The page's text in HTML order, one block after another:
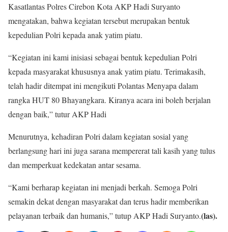
Kasatlantas Polres Cirebon Kota AKP Hadi Suryanto
mengatakan, bahwa kegiatan tersebut merupakan bentuk
kepedulian Polri kepada anak yatim piatu.
“Kegiatan ini kami inisiasi sebagai bentuk kepedulian Polri
kepada masyarakat khususnya anak yatim piatu. Terimakasih,
telah hadir ditempat ini mengikuti Polantas Menyapa dalam
rangka HUT 80 Bhayangkara. Kiranya acara ini boleh berjalan
dengan baik,” tutur AKP Hadi
Menurutnya, kehadiran Polri dalam kegiatan sosial yang
berlangsung hari ini juga sarana mempererat tali kasih yang tulus
dan memperkuat kedekatan antar sesama.
“Kami berharap kegiatan ini menjadi berkah. Semoga Polri
semakin dekat dengan masyarakat dan terus hadir memberikan
pelayanan terbaik dan humanis,” tutup AKP Hadi Suryanto.(las).